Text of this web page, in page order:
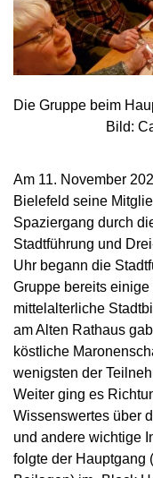
Die
Bild:
Am 11. November
Bielefeld seine
Spaziergang durch
Stadtführung und
Uhr begann die
Gruppe bereits
mittelalterliche
am Alten Rathaus
köstliche
wenigsten der
Weiter ging es
Wissenswertes über
und andere wichtige
folgte der Hauptgang